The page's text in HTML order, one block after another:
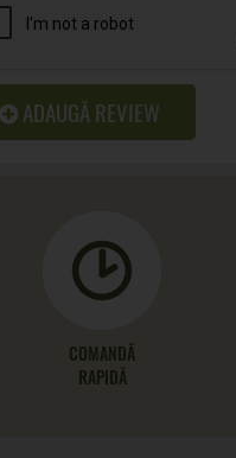
ADAUGĂ REVIEW
COMANDĂ
RAPIDĂ